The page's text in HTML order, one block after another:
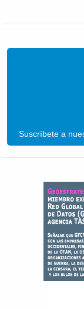
Suscríbete a